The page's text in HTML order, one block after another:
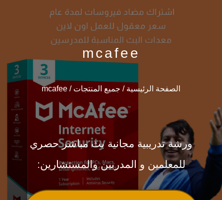
mcafee
الصفحة الرئيسية / جميع المنتجات / mcafee
ورشة تدريبية مجانية بث مباشر حصري
للمعلمين و المدربين والمستشارين: